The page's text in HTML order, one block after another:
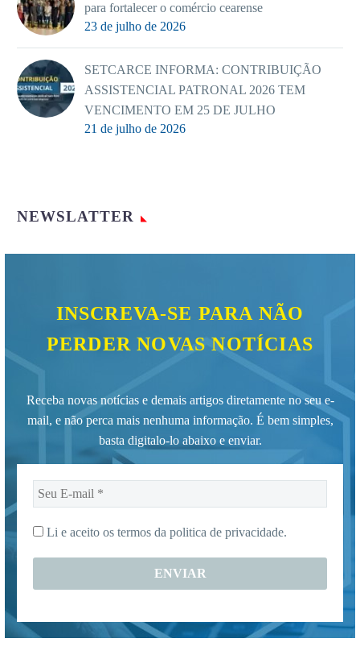
para fortalecer o comércio cearense
23 de julho de 2026
SETCARCE INFORMA: CONTRIBUIÇÃO
ASSISTENCIAL PATRONAL 2026 TEM
VENCIMENTO EM 25 DE JULHO
21 de julho de 2026
NEWSLATTER
INSCREVA-SE PARA NÃO
PERDER NOVAS NOTÍCIAS
Receba novas notícias e demais artigos diretamente no seu e-
mail, e não perca mais nenhuma informação. É bem simples,
basta digitalo-lo abaixo e enviar.
Seu
E-
mail
*
Li e aceito os termos da politica de privacidade.